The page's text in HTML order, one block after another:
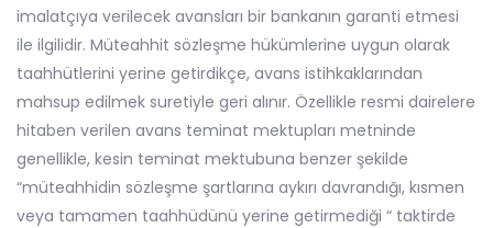
imalatçıya verilecek avansları bir bankanın garanti etmesi
ile ilgilidir. Müteahhit sözleşme hükümlerine uygun olarak
taahhütlerini yerine getirdikçe, avans istihkaklarından
mahsup edilmek suretiyle geri alınır. Özellikle resmi dairelere
hitaben verilen avans teminat mektupları metninde
genellikle, kesin teminat mektubuna benzer şekilde
“müteahhidin sözleşme şartlarına aykırı davrandığı, kısmen
veya tamamen taahhüdünü yerine getirmediği “ taktirde